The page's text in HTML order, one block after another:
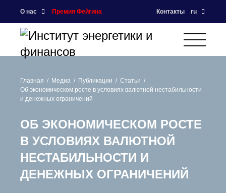
О нас Премия Фейгина Контакты ru
Главная Медиа Публикации
Статьи
Об экономическом росте в условиях валютной нестабильности
и денежных ограничений
ОБ ЭКОНОМИЧЕСКОМ РОСТЕ
В УСЛОВИЯХ ВАЛЮТНОЙ
НЕСТАБИЛЬНОСТИ И
ДЕНЕЖНЫХ ОГРАНИЧЕНИЙ